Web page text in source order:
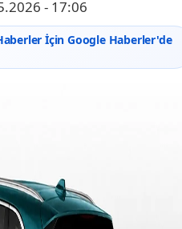
- 17:06
İçin Google Haberler'de